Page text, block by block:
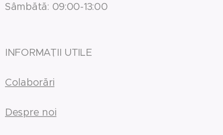
Sâmbătă: 09:00-13:00
INFORMAȚII UTILE
Colaborări
Despre noi